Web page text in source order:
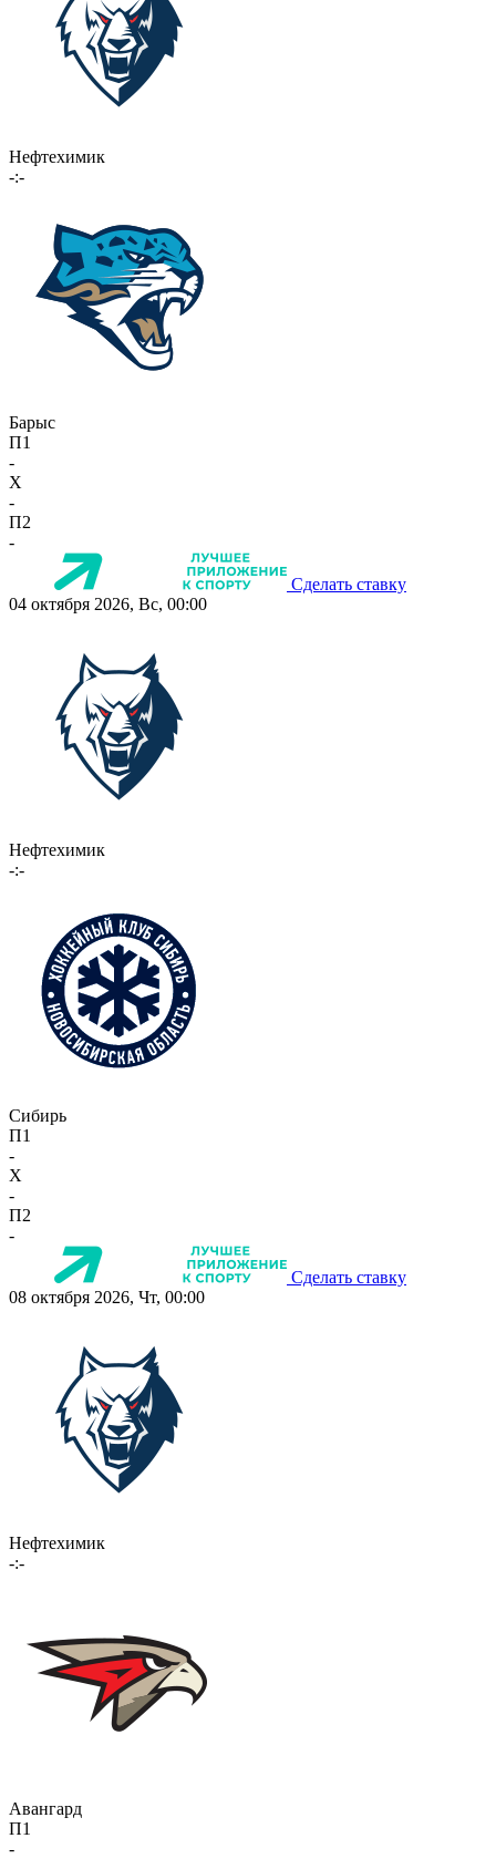
Нефтехимик
-:-
Барыс
П1
-
X
-
П2
-
Сделать ставку
04 октября 2026, Вс, 00:00
Нефтехимик
-:-
Сибирь
П1
-
X
-
П2
-
Сделать ставку
08 октября 2026, Чт, 00:00
Нефтехимик
-:-
Авангард
П1
-